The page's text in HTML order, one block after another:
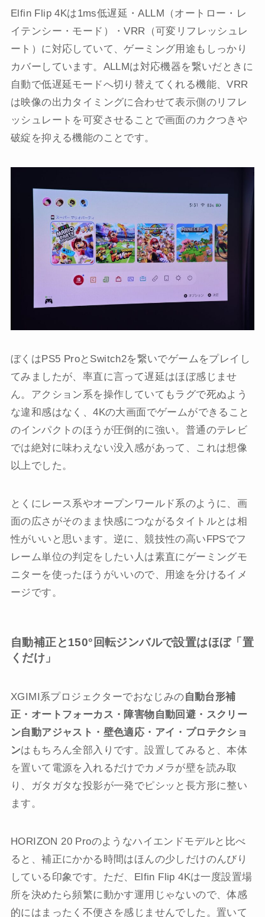
Elfin Flip 4Kは1ms低遅延・ALLM（オートロー・レ
イテンシー・モード）・VRR（可変リフレッシュレ
ート）に対応していて、ゲーミング用途もしっかり
カバーしています。ALLMは対応機器を繋いだときに
自動で低遅延モードへ切り替えてくれる機能、VRR
は映像の出力タイミングに合わせて表示側のリフレ
ッシュレートを可変させることで画面のカクつきや
破綻を抑える機能のことです。
ぼくはPS5 ProとSwitch2を繋いでゲームをプレイし
てみましたが、率直に言って遅延はほぼ感じませ
ん。アクション系を操作していてもラグで死ぬよう
な違和感はなく、4Kの大画面でゲームができること
のインパクトのほうが圧倒的に強い。普通のテレビ
では絶対に味わえない没入感があって、これは想像
以上でした。
とくにレース系やオープンワールド系のように、画
面の広さがそのまま快感につながるタイトルとは相
性がいいと思います。逆に、競技性の高いFPSでフ
レーム単位の判定をしたい人は素直にゲーミングモ
ニターを使ったほうがいいので、用途を分けるイメ
ージです。
自動補正と150°回転ジンバルで設置はほぼ「置
くだけ」
XGIMI系プロジェクターでおなじみの自動台形補
正・オートフォーカス・障害物自動回避・スクリー
ン自動アジャスト・壁色適応・アイ・プロテクショ
ンはもちろん全部入りです。設置してみると、本体
を置いて電源を入れるだけでカメラが壁を読み取
り、ガタガタな投影が一発でピシッと長方形に整い
ます。
HORIZON 20 Proのようなハイエンドモデルと比べ
ると、補正にかかる時間はほんの少しだけのんびり
している印象です。ただ、Elfin Flip 4Kは一度設置場
所を決めたら頻繁に動かす運用じゃないので、体感
的にはまったく不便さを感じませんでした。置いて